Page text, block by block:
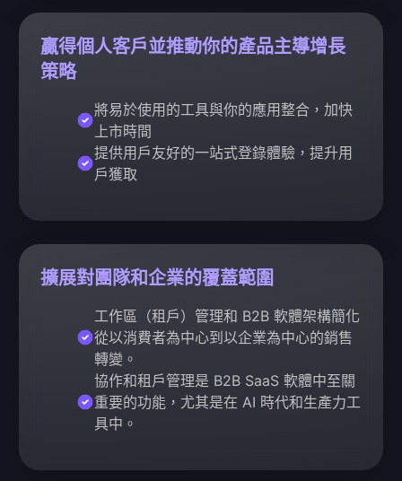
贏得個人客戶並推動你的產品主導增長
策略
將易於使用的工具與你的應用整合，加快
上市時間
提供用戶友好的一站式登錄體驗，提升用
戶獲取
擴展對團隊和企業的覆蓋範圍
工作區（租戶）管理和 B2B 軟體架構簡化
從以消費者為中心到以企業為中心的銷售
轉變。
協作和租戶管理是 B2B SaaS 軟體中至關
重要的功能，尤其是在 AI 時代和生產力工
具中。